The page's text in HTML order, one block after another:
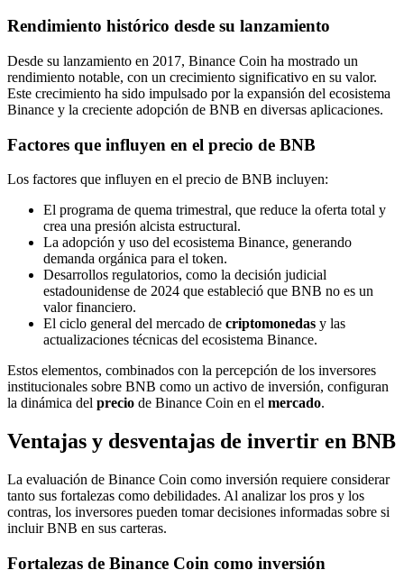
Rendimiento histórico desde su lanzamiento
Desde su lanzamiento en 2017, Binance Coin ha mostrado un
rendimiento notable, con un crecimiento significativo en su valor.
Este crecimiento ha sido impulsado por la expansión del ecosistema
Binance y la creciente adopción de BNB en diversas aplicaciones.
Factores que influyen en el precio de BNB
Los factores que influyen en el precio de BNB incluyen:
El programa de quema trimestral, que reduce la oferta total y
crea una presión alcista estructural.
La adopción y uso del ecosistema Binance, generando
demanda orgánica para el token.
Desarrollos regulatorios, como la decisión judicial
estadounidense de 2024 que estableció que BNB no es un
valor financiero.
El ciclo general del mercado de criptomonedas y las
actualizaciones técnicas del ecosistema Binance.
Estos elementos, combinados con la percepción de los inversores
institucionales sobre BNB como un activo de inversión, configuran
la dinámica del precio de Binance Coin en el mercado.
Ventajas y desventajas de invertir en BNB
La evaluación de Binance Coin como inversión requiere considerar
tanto sus fortalezas como debilidades. Al analizar los pros y los
contras, los inversores pueden tomar decisiones informadas sobre si
incluir BNB en sus carteras.
Fortalezas de Binance Coin como inversión